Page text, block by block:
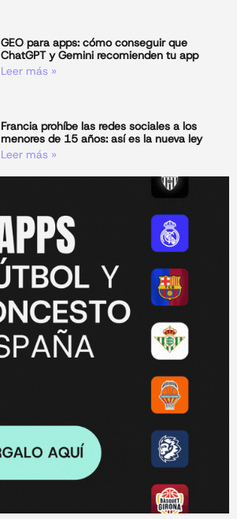
GEO para apps: cómo conseguir que
ChatGPT y Gemini recomienden tu app
Leer más »
Francia prohíbe las redes sociales a los
menores de 15 años: así es la nueva ley
Leer más »